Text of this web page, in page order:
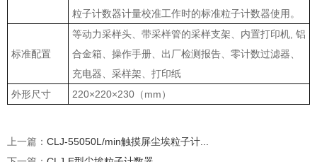
粒子计数器计量校准工作时的标准粒子计数器使用。
标准配置
等动力采样头、带采样管的采样支架、内置打印机, 铝
合金箱、操作手册、出厂检测报告、零计数过滤器、
充电器、采样架、打印纸
外形尺寸
220×220×230（mm）
上一篇： CLJ-55050L/min触摸屏尘埃粒子计...